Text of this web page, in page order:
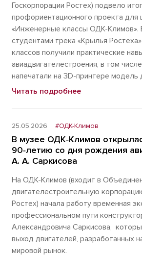
Госкорпорации Ростех) подвело
профориентационного проекта для
«Инженерные классы ОДК-Климов».
студентами трека «Крылья
классов получили практические
авиадвигателестроения, в том
напечатали на 3D-принтере модель
Читать подробнее
25.05.2026 #ОДК-Климов
В музее ОДК‑Климов
90‑летию со дня рождения
А. А. Саркисова
На ОДК-Климов (входит в
двигателестроительную
Ростех) начала работу временная
профессиональном пути
Александровича Саркисова,
выход двигателей, разработанных
мировой рынок.